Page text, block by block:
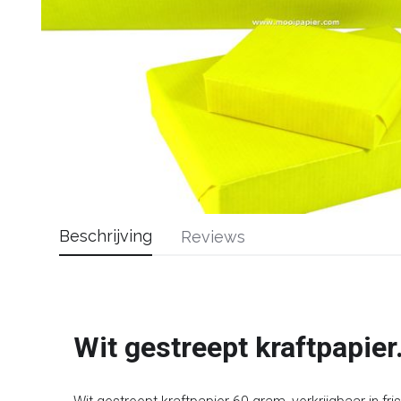
Beschrijving
Wit gestreept
Reviews